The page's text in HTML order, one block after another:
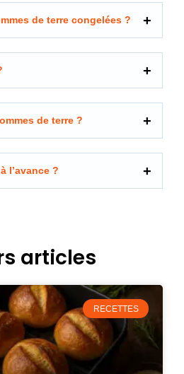
de terre congelées ?
de terre ?
l’avance ?
articles
RECETTES